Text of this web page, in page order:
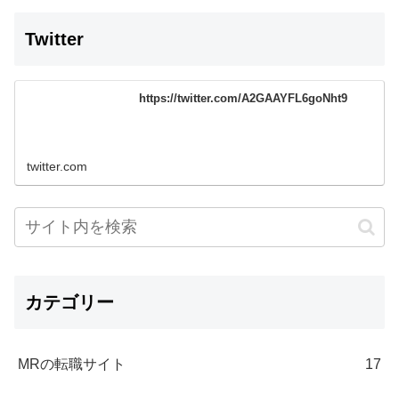
Twitter
https://twitter.com/A2GAAYFL6goNht9
twitter.com
カテゴリー
MRの転職サイト 17